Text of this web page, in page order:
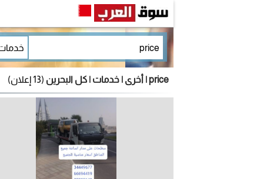
price | أخرى | خدمات | كل البحرين (13 إعلان)